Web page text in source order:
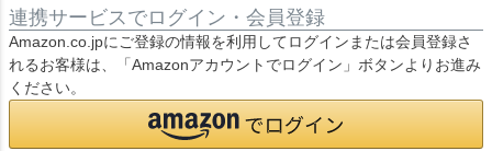
連携サービスでログイン・会員登録
Amazon.co.jpにご登録の情報を利用してログインまたは会員登録さ
れるお客様は、「Amazonアカウントでログイン」ボタンよりお進み
ください。